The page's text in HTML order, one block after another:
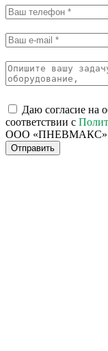
Даю согласие на
соответствии с
ООО «ПНЕВМАКС»
Отправить